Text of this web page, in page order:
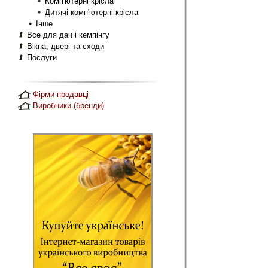
Дитячі комп'ютерні крісла
Інше
Все для дач і кемпінгу
Вікна, двері та сходи
Послуги
Фірми продавці
Виробники (бренди)